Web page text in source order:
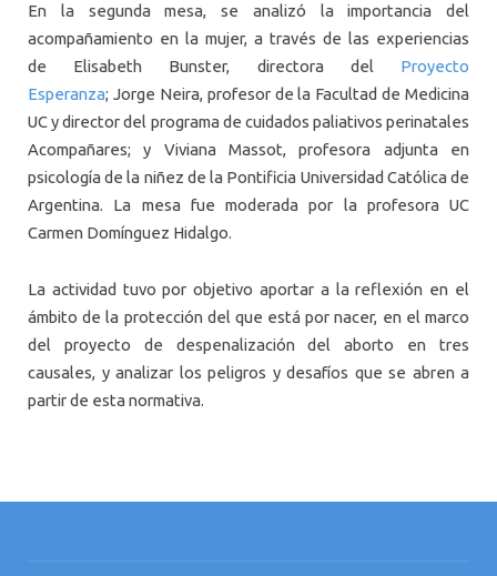
En la segunda mesa, se analizó la importancia del
acompañamiento en la mujer, a través de las experiencias
de Elisabeth Bunster, directora del Proyecto
Esperanza; Jorge Neira, profesor de la Facultad de Medicina
UC y director del programa de cuidados paliativos perinatales
Acompañares; y Viviana Massot, profesora adjunta en
psicología de la niñez de la Pontificia Universidad Católica de
Argentina. La mesa fue moderada por la profesora UC
Carmen Domínguez Hidalgo.
La actividad tuvo por objetivo aportar a la reflexión en el
ámbito de la protección del que está por nacer, en el marco
del proyecto de despenalización del aborto en tres
causales, y analizar los peligros y desafíos que se abren a
partir de esta normativa.